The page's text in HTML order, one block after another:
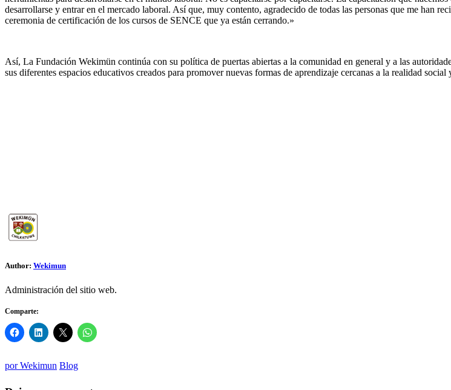
desarrollarse y entrar en el mercado laboral. Así que, muy contento, agradecido de todas las personas que me han
ceremonia de certificación de los cursos de SENCE que ya están cerrando.»
Así, La Fundación Wekimün continúa con su política de puertas abiertas a la comunidad en general y a las
sus diferentes espacios educativos creados para promover nuevas formas de aprendizaje cercanas a la realidad
Author: Wekimun
Administración del sitio web.
Comparte:
porWekimun Blog